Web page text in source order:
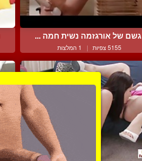
גשם של אורגזמה נשית חמה ...
5155 צפיות | 1 המלצות